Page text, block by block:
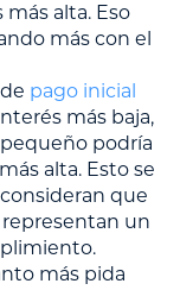
alta. Eso
más con el
pago inicial
más baja,
podría
alta. Esto se
que
representan un
más pida